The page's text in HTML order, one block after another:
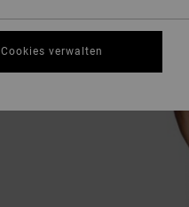
Cookies verwalten